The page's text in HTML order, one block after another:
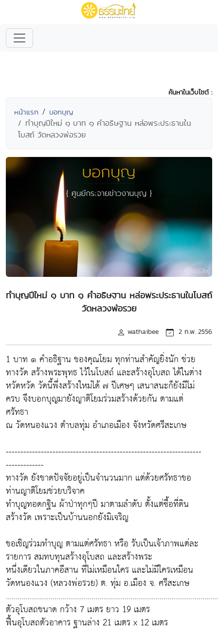
ค้นหาในเว็บไซต์ :
หน้าแรก บอกบุญ
ทำบุญปีใหม่ ๑ บาท ๑ คำอธิษฐาน หล่อพระประธานใน
โบสถ์ วัดหลวงพ่อรวย
ทำบุญปีใหม่ ๑ บาท ๑ คำอธิษฐาน หล่อพระประธานในโบสถ์
วัดหลวงพ่อรวย
wathaibee 2 ก.พ. 2556
1 บาท ๑ คำอธิฐาน ของคุณโยม ทุกท่านสำคัญยิ่งนัก ช่วย
ทางวัด สร้างพระพุทธ ไว้ในโบสถ์ และสร้างอุโบสถ ได้ในต่าง
หวัดหวัด วัดนี้พึ่งสร้างใหม่ได้ ๗ ปีเศษๆ เสนาสนะก็ยังมีไม่
ครบ จึงบอกบุญมายังญาติโยมร่วมสร้างด้วยกัน ตามแต่
ศรัทธา
ณ วัดหนองแวง ตำบลทุ่ม อำเภอเมือง จังหวัดศรีสะเกษ
-------------------------------------------------------------------
-------------
ทางวัด ยังขาดปัจจัยอยู่เป็นจำนวนมาก แต่ด้วยศรัทธาขอ
ท่านญาติโยมช่วยบริจาค
ทำบุญทอดกฐิน ผ้าป่าทุกๆปี มาตามลำดับ ตั้งแต่ซื้อที่ดิน
สร้างวัด เพราะเป็นบ้านนอกยังมิเจริญ
ขอเชิญร่วมทำบุญ ตามแต่ศรัทธา หรือ รับเป็นเจ้าภาพแต่ละ
รายการ สมทบทุนสร้างอุโบสถ และสร้างพระ
หนึ่งเดียวในภาคอีสาน ที่ไม่เหมือนใคร และไม่มีใครเหมือน
วัดหนองแวง (หลวงพ่อรวย) ต. ทุ่ม อ.เมือง จ. ศรีสะเกษ
ตัวอุโบสถขนาด กว้าง 7 เมตร ยาว 19 เมตร
ฟื้นอุโบสถตัวอาคาร ฐานล่าง 21 เมตร x 12 เมตร